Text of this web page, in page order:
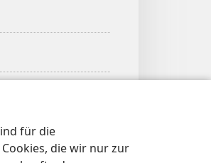
für die
die wir nur zur
Watchtower Library